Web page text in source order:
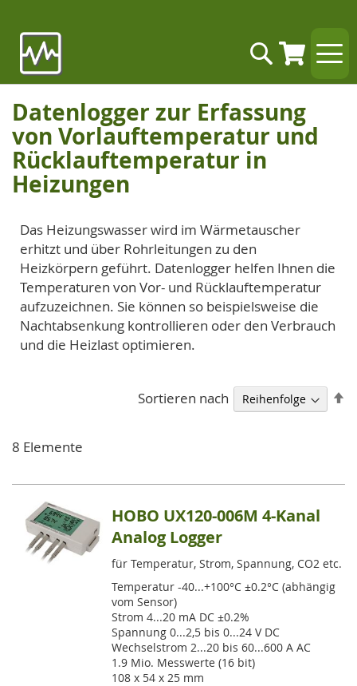
Inhalt
springen
Suche
Datenlogger zur Erfassung
von Vorlauftemperatur und
Rücklauftemperatur in
Heizungen
Das Heizungswasser wird im Wärmetauscher
erhitzt und über Rohrleitungen zu den
Heizkörpern geführt. Datenlogger helfen Ihnen die
Temperaturen von Vor- und Rücklauftemperatur
aufzuzeichnen. Sie können so beispielsweise die
Nachtabsenkung kontrollieren oder den Verbrauch
und die Heizlast optimieren.
8 Elemente
Sortieren nach
HOBO UX120-006M 4-Kanal
Analog Logger
für Temperatur, Strom, Spannung, CO2 etc.
Temperatur -40...+100°C ±0.2°C (abhängig
vom Sensor)
Strom 4...20 mA DC ±0.2%
Spannung 0...2,5 bis 0...24 V DC
Wechselstrom 2...20 bis 60...600 A AC
1.9 Mio. Messwerte (16 bit)
108 x 54 x 25 mm